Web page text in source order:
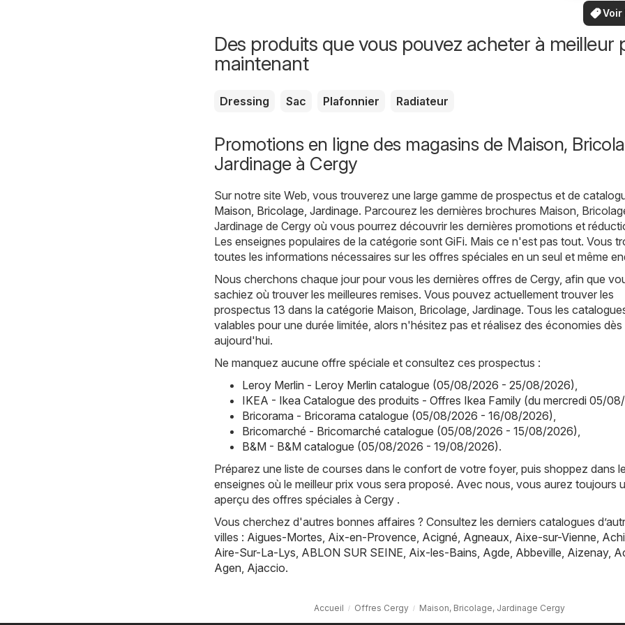
locaux
Voir
Des produits que vous pouvez acheter à meilleur
maintenant
Dressing Sac Plafonnier Radiateur
Promotions en ligne des magasins de Maison,
Jardinage à Cergy
Sur notre site Web, vous trouverez une large gamme de prospectus et de
Maison, Bricolage, Jardinage. Parcourez les dernières brochures Maison,
Jardinage de Cergy où vous pourrez découvrir les dernières promotions et
Les enseignes populaires de la catégorie sont GiFi. Mais ce n'est pas tout. Vous
toutes les informations nécessaires sur les offres spéciales en un seul et même
Nous cherchons chaque jour pour vous les dernières offres de Cergy, afin que
sachiez où trouver les meilleures remises. Vous pouvez actuellement trouver les
prospectus 13 dans la catégorie Maison, Bricolage, Jardinage. Tous les
valables pour une durée limitée, alors n'hésitez pas et réalisez des économies dès
aujourd'hui.
Ne manquez aucune offre spéciale et consultez ces prospectus :
Leroy Merlin - Leroy Merlin catalogue (05/08/2026 - 25/08/2026)
IKEA - Ikea Catalogue des produits - Offres Ikea Family (du mercredi 05/
Bricorama - Bricorama catalogue (05/08/2026 - 16/08/2026)
Bricomarché - Bricomarché catalogue (05/08/2026 - 15/08/2026)
B&M - B&M catalogue (05/08/2026 - 19/08/2026).
Préparez une liste de courses dans le confort de votre foyer, puis shoppez dans
enseignes où le meilleur prix vous sera proposé. Avec nous, vous aurez toujours
aperçu des offres spéciales à Cergy .
Vous cherchez d'autres bonnes affaires ? Consultez les derniers catalogues
villes : Aigues-Mortes Aix-en-Provence Acigné Agneaux Aixe-sur-Vienne
Aire-Sur-La-Lys ABLON SUR SEINE Aix-les-Bains Agde Abbeville Aizenay,
Agen Ajaccio.
Accueil Offres Cergy Maison, Bricolage, Jardinage Cergy